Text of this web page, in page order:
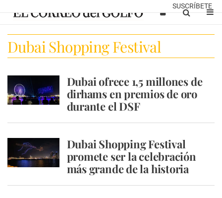
SUSCRÍBETE
Dubai Shopping Festival
Dubai ofrece 1,5 millones de
dirhams en premios de oro
durante el DSF
Dubai Shopping Festival
promete ser la celebración
más grande de la historia